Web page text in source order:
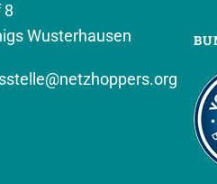
8
Wusterhausen